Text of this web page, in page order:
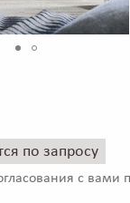
по запросу
с вами